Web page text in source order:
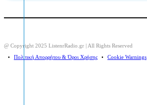
@ Copyright 2025 ListenrRadio.gr | All Rights Reserved
⠀•⠀ Πολιτική Απορρήτου & Όροι Χρήσης ⠀•⠀ Cookie Warnings